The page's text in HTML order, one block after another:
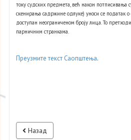
току судских предмета, већ након потписивања
скенирања садржине одлуке) уноси се податак о
доступан неограниченом броју лица. То
парничним странкама.
Преузмите текст Саопштења.
Назад